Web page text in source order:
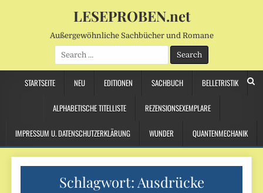
LESEPROBEN.net
Außergewöhnliche Sachbücher und Romane
Search
for:
STARTSEITE NEU EDITIONEN SACHBUCH BELLETRISTIK
ALPHABETISCHE TITELLISTE REZENSIONSEXEMPLARE
IMPRESSUM U. DATENSCHUTZERKLÄRUNG WUNDER QUANTENMECHANIK
Schlagwort: Ausdrücke